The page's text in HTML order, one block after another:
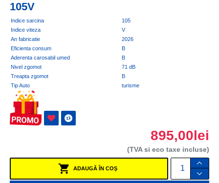
105V
Indice sarcina
105
Indice viteza
V
An fabricatie
2026
Eficienta consum
B
Aderenta carosabil umed
B
Nivel zgomot
71 dB
Treapta zgomot
B
Tip Auto
turisme
895,00lei
(TVA si eco taxe incluse)
ADAUGĂ ÎN COŞ